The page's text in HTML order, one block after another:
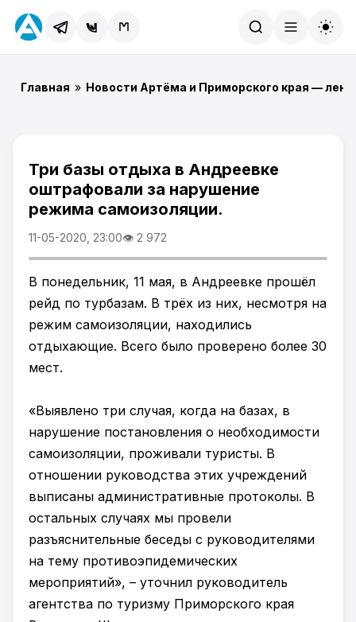
Главная » Новости Артёма и Приморского края —
Три базы отдыха в Андреевке
оштрафовали за нарушение
режима самоизоляции.
11-05-2020, 23:00👁 2 972
В понедельник, 11 мая, в Андреевке прошёл
рейд по турбазам. В трёх из них, несмотря на
режим самоизоляции, находились
отдыхающие. Всего было проверено более 30
мест.
«Выявлено три случая, когда на базах, в
нарушение постановления о необходимости
самоизоляции, проживали туристы. В
отношении руководства этих учреждений
выписаны административные протоколы. В
остальных случаях мы провели
разъяснительные беседы с руководителями
на тему противоэпидемических
мероприятий», – уточнил руководитель
агентства по туризму Приморского края